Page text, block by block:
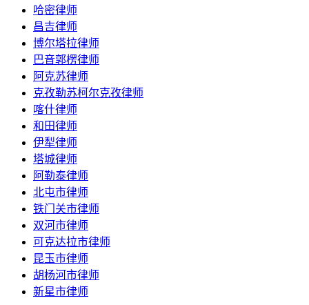
哈密律师
昌吉律师
博尔塔拉律师
巴音郭楞律师
阿克苏律师
克孜勒苏柯尔克孜律师
喀什律师
和田律师
伊犁律师
塔城律师
阿勒泰律师
北屯市律师
铁门关市律师
双河市律师
可克达拉市律师
昆玉市律师
胡杨河市律师
新星市律师